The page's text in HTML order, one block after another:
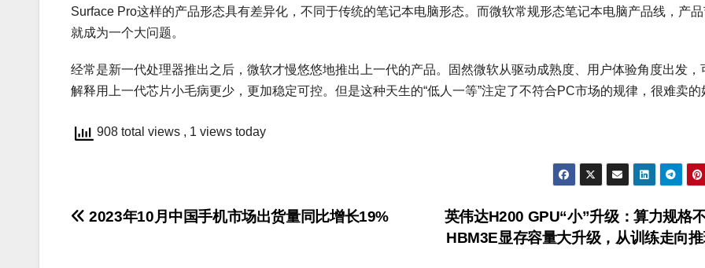
Surface Pro这样的产品形态具有差异化，不同于传统的笔记本电脑形态。而微软常规形态笔记本电脑产品线，产
就成为一个大问题。
经常是新一代处理器推出之后，微软才慢悠悠地推出上一代的产品。固然微软从驱动成熟度、用户体验角度出发，
解释用上一代芯片小毛病更少，更加稳定可控。但是这种天生的“低人一等”注定了不符合PC市场的规律，很难卖的
908 total views , 1 views today
文
英伟达H200 GPU“小”升级：算力规格
HBM3E显存容量大升级，从训练走向
2023年10月中国手机市场出货量同比增长19%